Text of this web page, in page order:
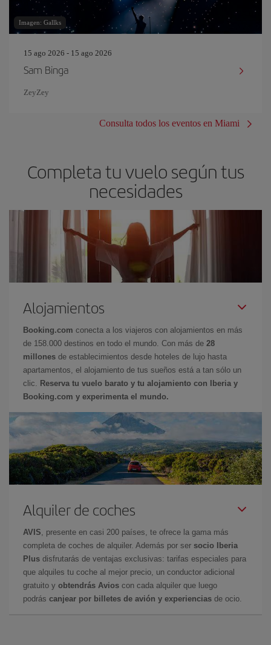
Imagen: Gallks
15 ago 2026 - 15 ago 2026
Sam Binga
ZeyZey
Consulta todos los eventos en Miami
Completa tu vuelo según tus
necesidades
Alojamientos
Booking.com conecta a los viajeros con alojamientos en más
de 158.000 destinos en todo el mundo. Con más de 28
millones de establecimientos desde hoteles de lujo hasta
apartamentos, el alojamiento de tus sueños está a tan sólo un
clic. Reserva tu vuelo barato y tu alojamiento con Iberia y
Booking.com y experimenta el mundo.
Alquiler de coches
AVIS, presente en casi 200 países, te ofrece la gama más
completa de coches de alquiler. Además por ser socio Iberia
Plus disfrutarás de ventajas exclusivas: tarifas especiales para
que alquiles tu coche al mejor precio, un conductor adicional
gratuito y obtendrás Avios con cada alquiler que luego
podrás canjear por billetes de avión y experiencias de ocio.